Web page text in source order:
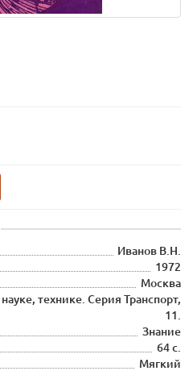
Иванов В.Н.
1972
Москва
технике. Серия Транспорт,
11.
Знание
64 с.
Мягкий